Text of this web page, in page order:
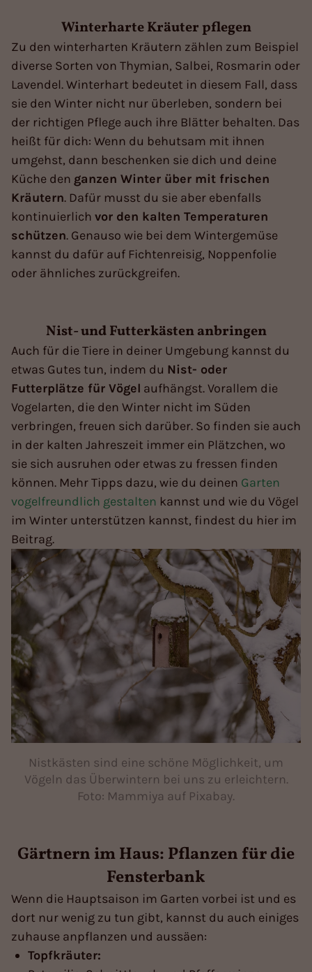
Winterharte Kräuter pflegen
Zu den winterharten Kräutern zählen zum Beispiel
diverse Sorten von Thymian, Salbei, Rosmarin oder
Lavendel. Winterhart bedeutet in diesem Fall, dass
sie den Winter nicht nur überleben, sondern bei
der richtigen Pflege auch ihre Blätter behalten. Das
heißt für dich: Wenn du behutsam mit ihnen
umgehst, dann beschenken sie dich und deine
Küche den ganzen Winter über mit frischen
Kräutern. Dafür musst du sie aber ebenfalls
kontinuierlich vor den kalten Temperaturen
schützen. Genauso wie bei dem Wintergemüse
kannst du dafür auf Fichtenreisig, Noppenfolie
oder ähnliches zurückgreifen.
Nist- und Futterkästen anbringen
Auch für die Tiere in deiner Umgebung kannst du
etwas Gutes tun, indem du Nist- oder
Futterplätze für Vögel aufhängst. Vorallem die
Vogelarten, die den Winter nicht im Süden
verbringen, freuen sich darüber. So finden sie auch
in der kalten Jahreszeit immer ein Plätzchen, wo
sie sich ausruhen oder etwas zu fressen finden
können. Mehr Tipps dazu, wie du deinen Garten
vogelfreundlich gestalten kannst und wie du Vögel
im Winter unterstützen kannst, findest du hier im
Beitrag.
Nistkästen sind eine schöne Möglichkeit, um
Vögeln das Überwintern bei uns zu erleichtern.
Foto: Mammiya auf Pixabay.
Gärtnern im Haus: Pflanzen für die
Fensterbank
Wenn die Hauptsaison im Garten vorbei ist und es
dort nur wenig zu tun gibt, kannst du auch einiges
zuhause anpflanzen und aussäen:
Topfkräuter: